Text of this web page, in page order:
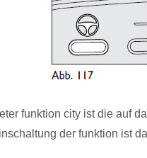
funktion city ist die auf
der funktion ist